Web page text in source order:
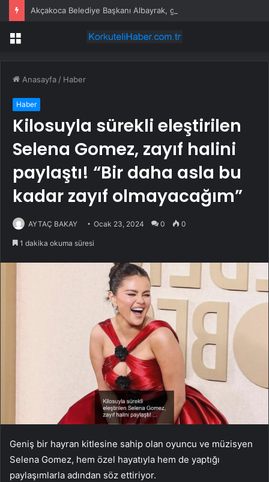
Akçakoca Belediye Başkanı Albayrak, gözaltına alındı
Menü
Anasayfa / Haber
Haber
Kilosuyla sürekli eleştirilen
Selena Gomez, zayıf halini
paylaştı! “Bir daha asla bu
kadar zayıf olmayacağım”
AYTAÇ BAKAY Ocak 23, 2024 0 0
1 dakika okuma süresi
Geniş bir hayran kitlesine sahip olan oyuncu ve müzisyen
Selena Gomez, hem özel hayatıyla hem de yaptığı
paylaşımlarla adından söz ettiriyor.